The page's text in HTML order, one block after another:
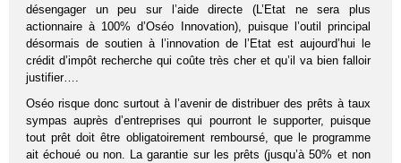
désengager un peu sur l’aide directe (L’Etat ne sera plus
actionnaire à 100% d’Oséo Innovation), puisque l’outil principal
désormais de soutien à l’innovation de l’Etat est aujourd’hui le
crédit d’impôt recherche qui coûte très cher et qu’il va bien falloir
justifier….
Oséo risque donc surtout à l’avenir de distribuer des prêts à taux
sympas auprès d’entreprises qui pourront le supporter, puisque
tout prêt doit être obligatoirement remboursé, que le programme
ait échoué ou non. La garantie sur les prêts (jusqu’à 50% et non